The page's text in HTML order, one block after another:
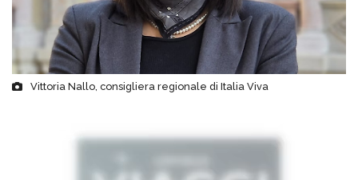
Vittoria Nallo, consigliera regionale di Italia Viva